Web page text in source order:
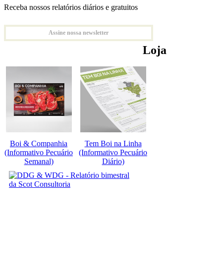
Receba nossos relatórios diários e gratuitos
Assine nossa newsletter
Loja
Boi & Companhia
(Informativo Pecuário
Semanal)
Tem Boi na Linha
(Informativo Pecuário
Diário)